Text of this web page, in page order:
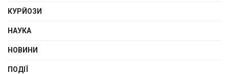
КУРЙОЗИ
НАУКА
НОВИНИ
ПОДІЇ